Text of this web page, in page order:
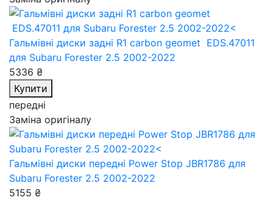
Гальмівні диски задні R1 carbon geomet EDS.47011
для Subaru Forester 2.5 2002-2022
5336 ₴
Купити
передні
Заміна оригіналу
Гальмівні диски передні Power Stop JBR1786 для
Subaru Forester 2.5 2002-2022
5155 ₴